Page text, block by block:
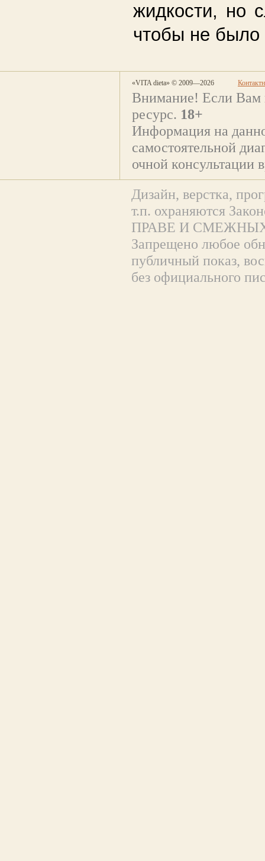
жидкости, но
чтобы не было
«VITA dieta» © 2009—2026
Внимание! Если Вам
ресурс. 18+
Информация на
самостоятельной
очной консультации
Дизайн, верстка,
т.п. охраняются
ПРАВЕ И
Запрещено любое
публичный показ,
без официального